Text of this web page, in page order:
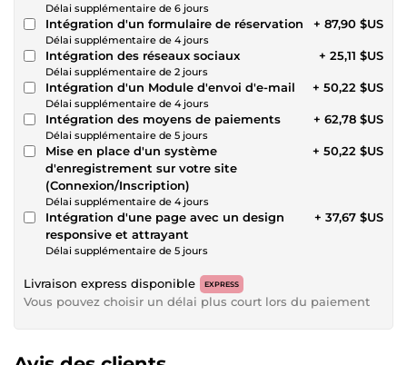
Délai supplémentaire de 6 jours
Intégration d'un formulaire de réservation
Délai supplémentaire de 4 jours
+ 87,90 $US
Intégration des réseaux sociaux
Délai supplémentaire de 2 jours
+ 25,11 $US
Intégration d'un Module d'envoi d'e-mail
Délai supplémentaire de 4 jours
+ 50,22 $US
Intégration des moyens de paiements
Délai supplémentaire de 5 jours
+ 62,78 $US
Mise en place d'un système
d'enregistrement sur votre site
(Connexion/Inscription)
Délai supplémentaire de 4 jours
+ 50,22 $US
Intégration d'une page avec un design
responsive et attrayant
Délai supplémentaire de 5 jours
+ 37,67 $US
Livraison express disponible EXPRESS
Vous pouvez choisir un délai plus court lors du paiement